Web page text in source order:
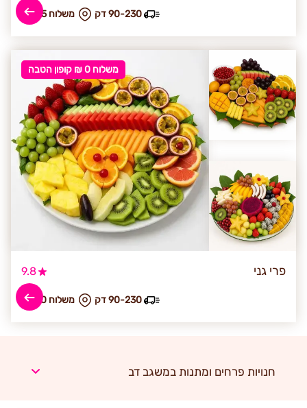
₪ משלוח 45 90-230 דק
משלוח 0 ₪ קופון הטבה
פרי גני 9.8
₪ משלוח 50 90-230 דק
חנויות פרחים ומתנות במשגב דב